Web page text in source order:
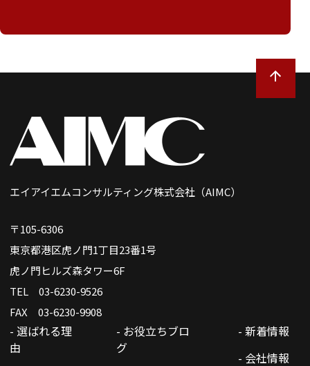
エイアイエムコンサルティング株式会社（AIMC）
〒105-6306
東京都港区虎ノ門1丁目23番1号
虎ノ門ヒルズ森タワー6F
TEL 03-6230-9526
FAX 03-6230-9908
- 選ばれる理
由
- お役立ちブロ
グ
- 新着情報
- 会社情報